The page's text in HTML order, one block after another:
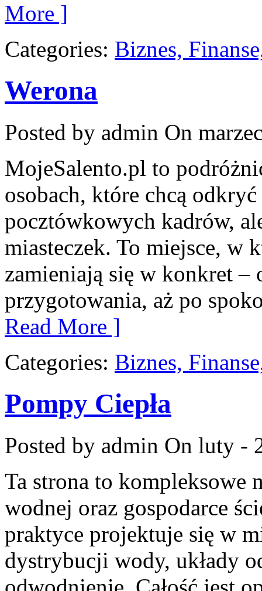
More ]
Categories: Biznes,
Werona
Posted by admin On
MojeSalento.pl to
osobach, które chcą
pocztówkowych kadrów,
miasteczek. To miejsce, w
zamieniają się w konkret
przygotowania, aż po
Read More ]
Categories: Biznes,
Pompy Ciepła
Posted by admin On luty -
Ta strona to kompleksowe
wodnej oraz gospodarce
praktyce projektuje się w
dystrybucji wody, układy